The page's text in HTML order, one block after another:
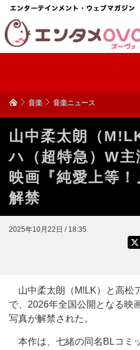
音楽 音楽ニュース
山中柔太朗（
ハ（超特急）W
映画『純愛上等
解禁
2025年10月22日 / 18:35
山中柔太朗（M!LK）と高松
で、2026年全国公開となる映
写真が解禁された。
本作は、七緒の同名BLコミ